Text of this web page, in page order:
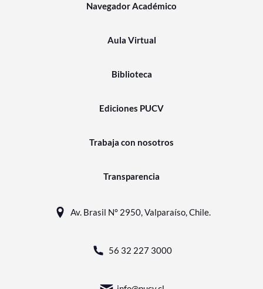
Navegador Académico
Aula Virtual
Biblioteca
Ediciones PUCV
Trabaja con nosotros
Transparencia
Av. Brasil N° 2950, Valparaíso, Chile.
56 32 227 3000